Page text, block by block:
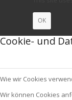
OK
Cookie- und
Wie wir Cookies
Wir können Cookies